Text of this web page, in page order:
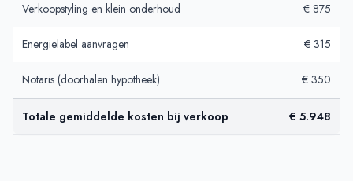
Verkoopstyling en klein onderhoud € 875
Energielabel aanvragen € 315
Notaris (doorhalen hypotheek) € 350
Totale gemiddelde kosten bij verkoop € 5.948